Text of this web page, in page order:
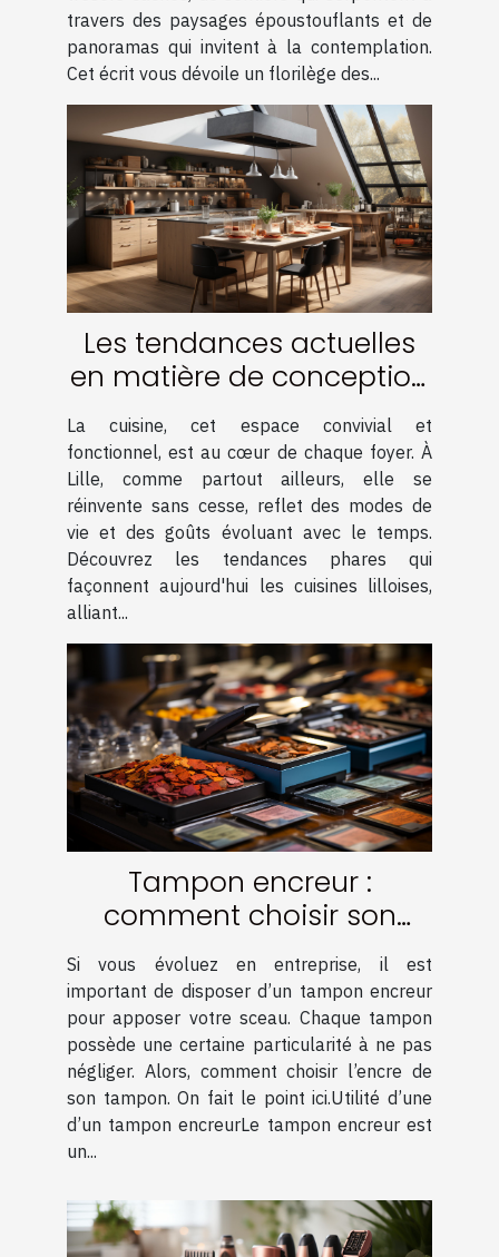
travers des paysages époustouflants et de
panoramas qui invitent à la contemplation.
Cet écrit vous dévoile un florilège des...
Les tendances actuelles
en matière de conception
de cuisine à Lille
La cuisine, cet espace convivial et
fonctionnel, est au cœur de chaque foyer. À
Lille, comme partout ailleurs, elle se
réinvente sans cesse, reflet des modes de
vie et des goûts évoluant avec le temps.
Découvrez les tendances phares qui
façonnent aujourd'hui les cuisines lilloises,
alliant...
Tampon encreur :
comment choisir son
encre ?
Si vous évoluez en entreprise, il est
important de disposer d’un tampon encreur
pour apposer votre sceau. Chaque tampon
possède une certaine particularité à ne pas
négliger. Alors, comment choisir l’encre de
son tampon. On fait le point ici.Utilité d’une
d’un tampon encreurLe tampon encreur est
un...